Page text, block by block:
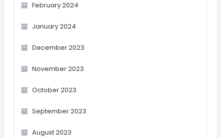
February 2024
January 2024
December 2023
November 2023
October 2023
September 2023
August 2023